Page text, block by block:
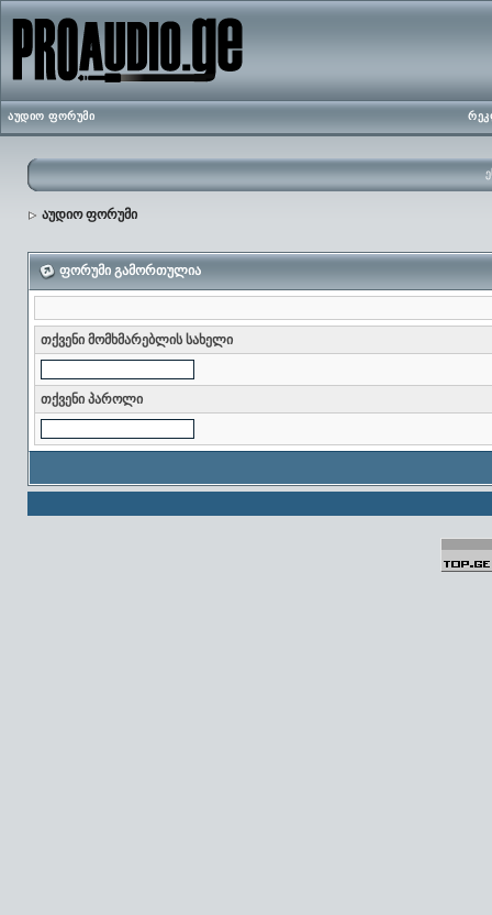
აუდიო ფორუმი
აუდიო ფორუმი
ფორუმი გამორთულია
თქვენი მომხმარებლის სახელი
თქვენი პაროლი